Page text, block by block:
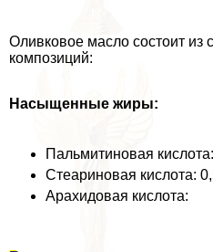
Оливковое масло состоит
композиций:
Насыщенные жиры:
Пальмитиновая
Стеариновая кислота:
Арахидовая кислота: